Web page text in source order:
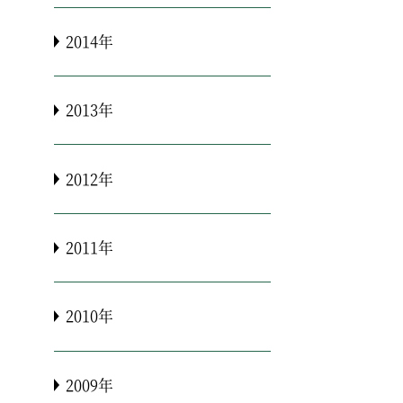
2014年
2013年
2012年
2011年
2010年
2009年